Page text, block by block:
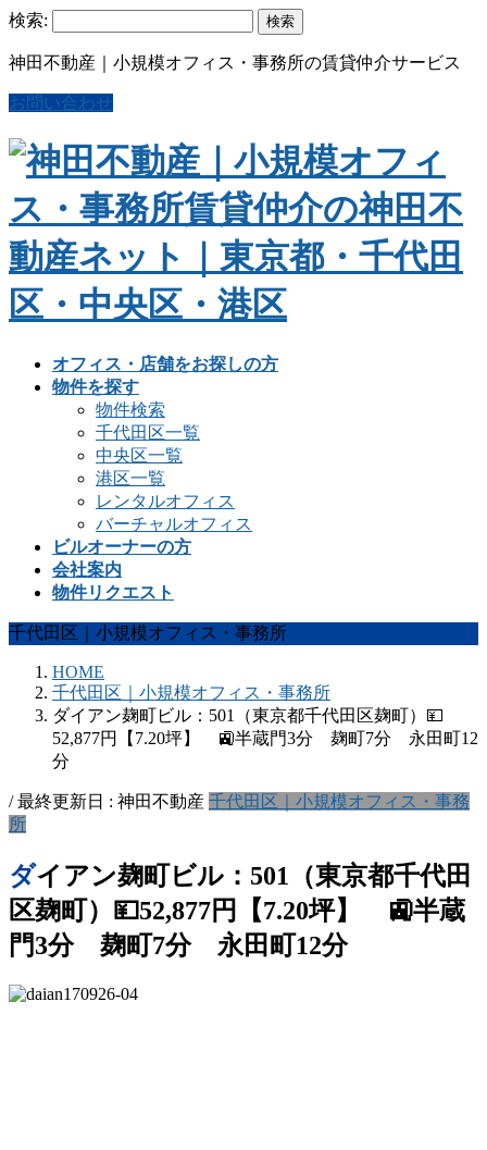
検索:
神田不動産｜小規模オフィス・事務所の賃貸仲介サービス
お問い合わせ
オフィス・店舗をお探しの方
物件を探す
物件検索
千代田区一覧
中央区一覧
港区一覧
レンタルオフィス
バーチャルオフィス
ビルオーナーの方
会社案内
物件リクエスト
千代田区｜小規模オフィス・事務所
HOME
千代田区｜小規模オフィス・事務所
ダイアン麹町ビル：501（東京都千代田区麹町）💴
52,877円【7.20坪】 🚉半蔵門3分 麹町7分 永田町12
分
/ 最終更新日 : 神田不動産 千代田区｜小規模オフィス・事務
所
ダイアン麹町ビル：501（東京都千代田
区麹町）💴52,877円【7.20坪】 🚉半蔵
門3分 麹町7分 永田町12分